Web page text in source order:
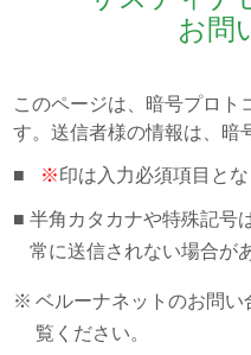
企業情報 TOP
社長メッセージ
会社概要
お問
このページは、暗号プロ
す。送信者様の情報は、暗
■ ※印は入力必須項目とな
■ 半角カタカナや特殊記号
常に送信されない場合が
※ ベルーナネットのお問い
覧ください。